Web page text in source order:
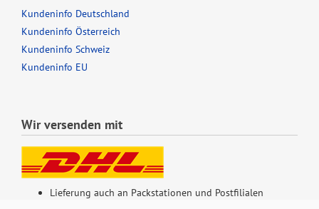
Kundeninfo Deutschland
Kundeninfo Österreich
Kundeninfo Schweiz
Kundeninfo EU
Wir versenden mit
Lieferung auch an Packstationen und Postfilialen